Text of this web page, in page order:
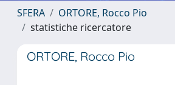
SFERA
ORTORE, Rocco Pio
statistiche ricercatore
ORTORE, Rocco Pio